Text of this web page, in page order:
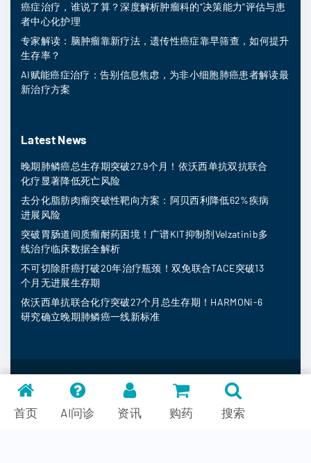
癌症治疗，谁说了算？深度解析肿瘤科的“决策能力”评估与患
者中心化护理
专家解读：脑肿瘤靠新疗法，遗传性癌症靠早筛查，如何提升
生存率？
AI赋能癌症治疗：告别信息焦虑，为非小细胞肺癌患者解读最
新治疗方案
Latest News
晚期肺鳞癌总生存期突破27.9个月！依沃西单抗双抗联合
化疗显著降低死亡风险
去分化脂肪肉瘤突破性靶向方案：阿贝西利降低62%疾病
进展风险
突破胃肠道间质瘤耐药困境！广谱KIT抑制剂Velzatinib多
线治疗临床数据全解析
不可切除肝癌打破20年治疗瓶颈！双免联合TACE突破13
个月无进展生存期
依沃西单抗联合化疗突破27个月总生存期！HARMONi-6
研究确立晚期肺鳞癌一线新标准
MedFind © 2026
首页 AI问诊 资讯 购药 搜索